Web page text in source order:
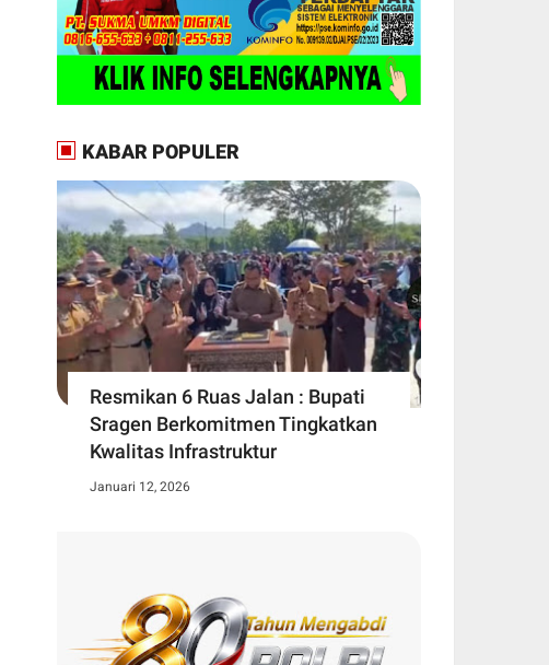
KABAR POPULER
Resmikan 6 Ruas Jalan : Bupati
Sragen Berkomitmen Tingkatkan
Kwalitas Infrastruktur
Januari 12, 2026